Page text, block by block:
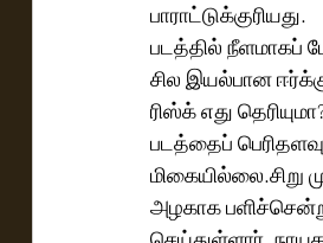
பாராட்டுக்குரியது.
படத்தில்
சில இயல்பான
ரிஸ்க் எது
படத்தைப்
மிகையில்லை.சிறு
அழகாக